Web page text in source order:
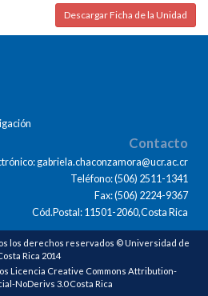
Descargar Ficha de la Unidad
Contacto
gabriela.chaconzamora@ucr.ac.cr
Teléfono: (506) 2511-1341
Fax: (506) 2224-9367
Cód.Postal: 11501-2060,Costa Rica
los derechos reservados © Universidad de
Rica 2014
Licencia Creative Commons Attribution-
NoDerivs 3.0 Costa Rica